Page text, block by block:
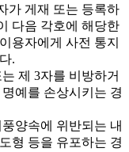
가 게재 또는 등록하
다음 각호에 해당한
용자에게 사전 통지
.
제 3자를 비방하거
예를 손상시키는 경
양속에 위반되는 내
형 등을 유포하는 경